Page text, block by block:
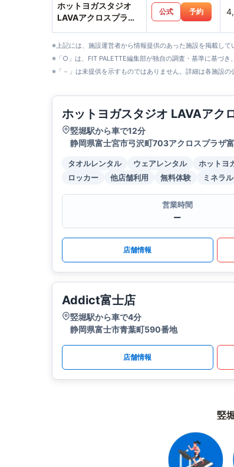
ホットヨガスタジオ
LAVAアクロスプラザ
公式 予約
※上記には、施設運営者から情報提供のあった施設を掲載して
※「○」は、FIT PALETTE編集部が独自の調査・基準に基づき
※「－」は未提供を示すものではありません。詳細は各施設の
ホットヨガスタジオ LAVAアク
竪堀駅から車で12分
静岡県富士宮市弓沢町703アクロスプラザ
タオルレンタル ウェアレンタル ホットヨ
ロッカー
他店舗利用 無料体験 ミネラ
営業時間
ー
店舗情報
Addict富士店
竪堀駅から車で4分
静岡県富士市青葉町590番地
店舗情報
竪